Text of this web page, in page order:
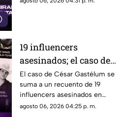
19 influencers
asesinados; el caso de
César Gastélum vuelve
a encender las alertas
El caso de César Gastélum se
suma a un recuento de 19
influencers asesinados en
México desde 2024;
agosto 06, 2026 04:25 p. m.